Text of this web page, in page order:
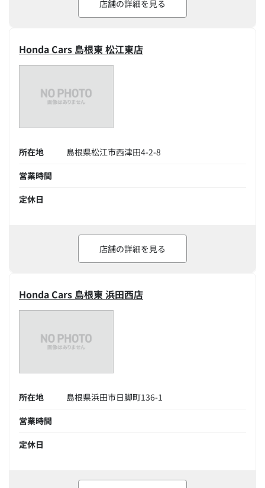
店舗の詳細を見る
Honda Cars 島根東 松江東店
所在地
島根県松江市西津田4-2-8
営業時間
定休日
店舗の詳細を見る
Honda Cars 島根東 浜田西店
所在地
島根県浜田市日脚町136-1
営業時間
定休日